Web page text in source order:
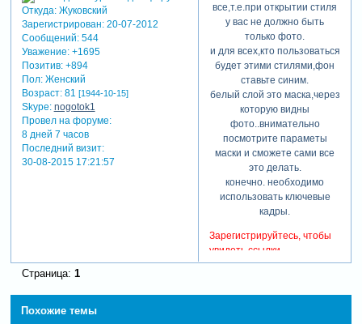
Откуда:Жуковский
Зарегистрирован: 20-07-2012
Сообщений:544
Уважение: +1695
Позитив: +894
Пол:Женский
Возраст:81 [1944-10-15]
Skype: nogotok1
Провел на форуме:
8 дней 7 часов
Последний визит:
30-08-2015 17:21:57
все,т.е.при открытии стиля
у вас не должно быть
только фото.
и для всех,кто пользоваться
будет этими стилями,фон
ставьте синим.
белый слой это маска,через
которую видны
фото..внимательно
посмотрите параметы
маски и сможете сами все
это делать.
конечно. необходимо
использовать ключевые
кадры.
Зарегистрируйтесь, чтобы
увидеть ссылки
Страница: 1
Похожие темы